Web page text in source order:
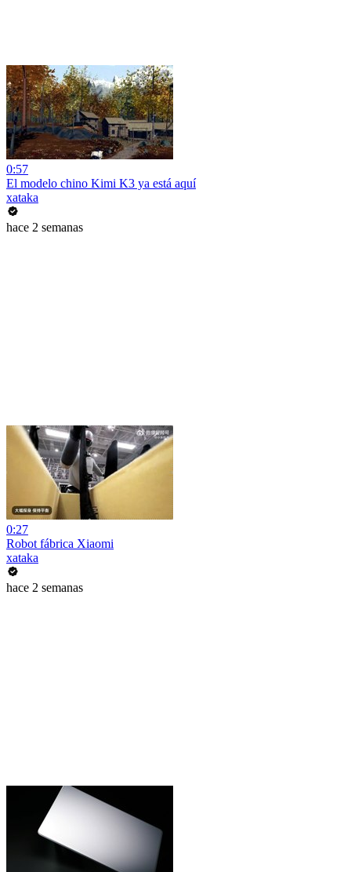
0:57
El modelo chino Kimi K3 ya está aquí
xataka
hace 2 semanas
0:27
Robot fábrica Xiaomi
xataka
hace 2 semanas